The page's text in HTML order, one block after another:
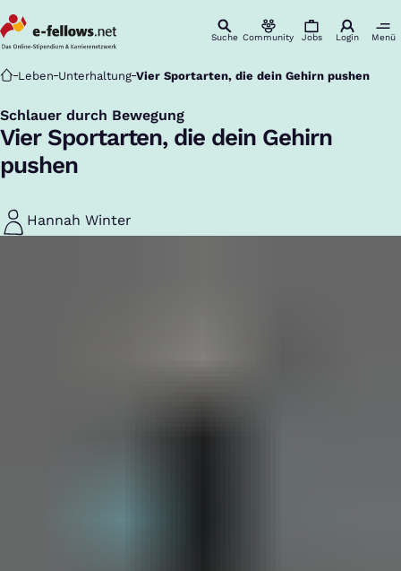
Suche Community Jobs Login Menü
Startseite
Leben Unterhaltung Vier Sportarten, die dein Gehirn pushen
Schlauer durch Bewegung
:
Vier Sportarten, die dein Gehirn
pushen
Hannah Winter